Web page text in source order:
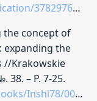
the concept of
expanding the
//Krakowskie
38. – P. 7-25.
0058039.pdf